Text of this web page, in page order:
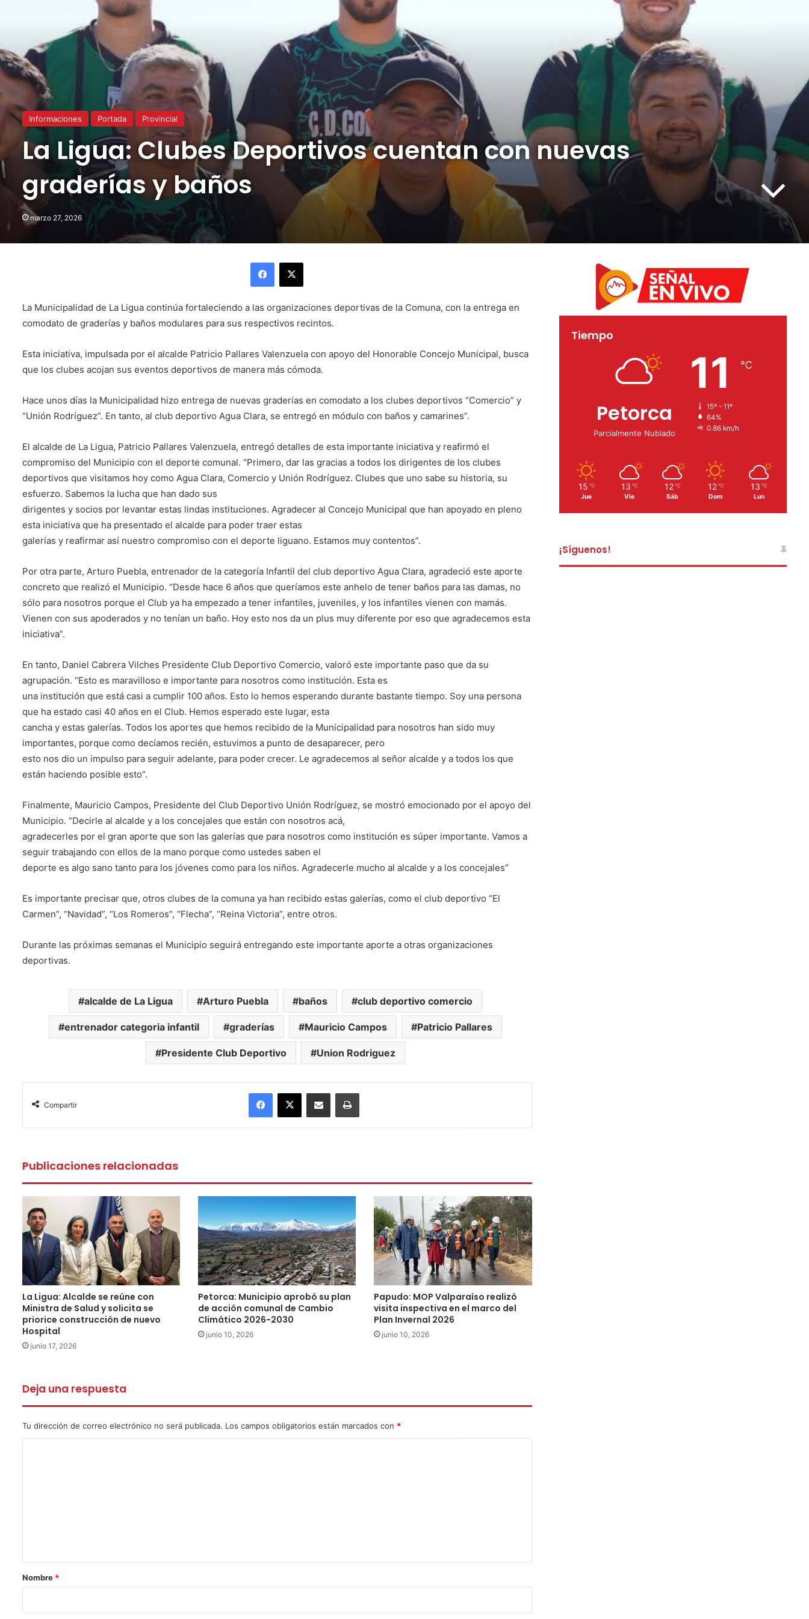
Informaciones Portada Provincial
La Ligua: Clubes Deportivos cuentan con nuevas
graderías y baños
marzo 27, 2026
La Municipalidad de La Ligua continúa fortaleciendo a las organizaciones deportivas de la Comuna, con la entrega en
comodato de graderías y baños modulares para sus respectivos recintos.
Esta iniciativa, impulsada por el alcalde Patricio Pallares Valenzuela con apoyo del Honorable Concejo Municipal, busca
que los clubes acojan sus eventos deportivos de manera más cómoda.
Hace unos días la Municipalidad hizo entrega de nuevas graderías en comodato a los clubes deportivos “Comercio” y
“Unión Rodríguez”. En tanto, al club deportivo Agua Clara, se entregó en módulo con baños y camarines”.
El alcalde de La Ligua, Patricio Pallares Valenzuela, entregó detalles de esta importante iniciativa y reafirmó el
compromiso del Municipio con el deporte comunal. “Primero, dar las gracias a todos los dirigentes de los clubes
deportivos que visitamos hoy como Agua Clara, Comercio y Unión Rodríguez. Clubes que uno sabe su historia, su
esfuerzo. Sabemos la lucha que han dado sus
dirigentes y socios por levantar estas lindas instituciones. Agradecer al Concejo Municipal que han apoyado en pleno
esta iniciativa que ha presentado el alcalde para poder traer estas
galerías y reafirmar así nuestro compromiso con el deporte liguano. Estamos muy contentos”.
Por otra parte, Arturo Puebla, entrenador de la categoría Infantil del club deportivo Agua Clara, agradeció este aporte
concreto que realizó el Municipio. “Desde hace 6 años que queríamos este anhelo de tener baños para las damas, no
sólo para nosotros porque el Club ya ha empezado a tener infantiles, juveniles, y los infantiles vienen con mamás.
Vienen con sus apoderados y no tenían un baño. Hoy esto nos da un plus muy diferente por eso que agradecemos esta
iniciativa”.
En tanto, Daniel Cabrera Vilches Presidente Club Deportivo Comercio, valoró este importante paso que da su
agrupación. “Esto es maravilloso e importante para nosotros como institución. Esta es
una institución que está casi a cumplir 100 años. Esto lo hemos esperando durante bastante tiempo. Soy una persona
que ha estado casi 40 años en el Club. Hemos esperado este lugar, esta
cancha y estas galerías. Todos los aportes que hemos recibido de la Municipalidad para nosotros han sido muy
importantes, porque como decíamos recién, estuvimos a punto de desaparecer, pero
esto nos dio un impulso para seguir adelante, para poder crecer. Le agradecemos al señor alcalde y a todos los que
están haciendo posible esto”.
Finalmente, Mauricio Campos, Presidente del Club Deportivo Unión Rodríguez, se mostró emocionado por el apoyo del
Municipio. “Decirle al alcalde y a los concejales que están con nosotros acá,
agradecerles por el gran aporte que son las galerías que para nosotros como institución es súper importante. Vamos a
seguir trabajando con ellos de la mano porque como ustedes saben el
deporte es algo sano tanto para los jóvenes como para los niños. Agradecerle mucho al alcalde y a los concejales”
Es importante precisar que, otros clubes de la comuna ya han recibido estas galerías, como el club deportivo “El
Carmen”, “Navidad”, “Los Romeros”, “Flecha”, “Reina Victoria”, entre otros.
Durante las próximas semanas el Municipio seguirá entregando este importante aporte a otras organizaciones
deportivas.
alcalde de La Ligua Arturo Puebla baños club deportivo comercio
entrenador categoria infantil graderías Mauricio Campos Patricio Pallares
Presidente Club Deportivo Union Rodriguez
Compartir
X Compartir por correo electrónico
Publicaciones relacionadas
La Ligua: Alcalde se reúne con
Ministra de Salud y solicita se
priorice construcción de nuevo
Hospital
junio 17, 2026
Petorca: Municipio aprobó su plan
de acción comunal de Cambio
Climático 2026-2030
junio 10, 2026
Papudo: MOP Valparaíso realizó
visita inspectiva en el marco del
Plan Invernal 2026
junio 10, 2026
Deja una respuesta
Tu dirección de correo electrónico no será publicada. Los campos obligatorios están marcados con *
rNombre *
Tiempo
Petorca
Parcialmente Nublado
11 ℃
15º - 11º
64%
0.86 km/h
15 ℃
Jue
13 ℃
Vie
12 ℃
Sáb
12 ℃
Dom
13 ℃
Lun
¡Síguenos!